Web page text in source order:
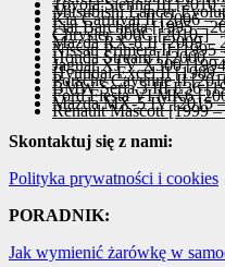
Toyota Sienna III [2010
Mitsubishi Lancer
Kia Carnival II [2006 –
Fiat Barchetta [1995 –
Chrysler 300C [2010-]
Mazda RX-8 II [2009 –
Nissan Primera II [1995
Honda Stream I [2000 –
Jaguar XJ V X300
Hyundai Excel II [1989
Porsche Cayenne II
BMW Seria 3 III E36
Ford Fiesta VI MK6
Mazda MX-5 IV [2015
Renault Mascott [1999
Skontaktuj się z nami:
Polityka prywatności i cookies
PORADNIK:
Jak wymienić żarówkę w